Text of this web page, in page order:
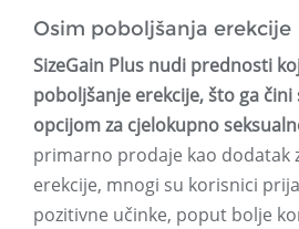
Osim poboljšanja erekcije
SizeGain Plus nudi prednosti
poboljšanje erekcije, što ga
opcijom za cjelokupno
primarno prodaje kao dodatak
erekcije, mnogi su korisnici
pozitivne učinke, poput bolje